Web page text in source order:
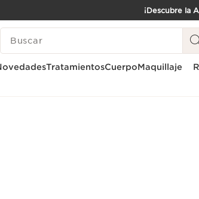
IR AL CONTENIDO
¡Descubre la
LEYENDA
TratamientosCuerpoMaquillaje